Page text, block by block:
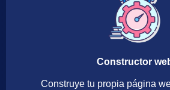
Constructor
Construye tu propia página